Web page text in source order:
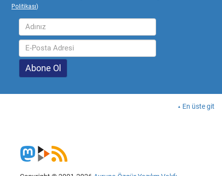
Politikası)
En üste git